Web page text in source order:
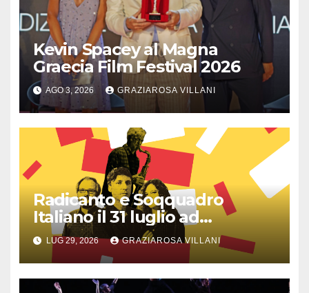
Kevin Spacey al Magna
Graecia Film Festival 2026
AGO 3, 2026 GRAZIAROSA VILLANI
Radicanto e Soqquadro
Italiano il 31 luglio ad
Anguillara
LUG 29, 2026 GRAZIAROSA VILLANI